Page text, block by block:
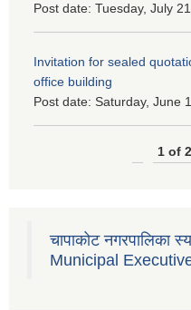
Post date: Tuesday, July
Invitation for sealed
office building
Post date: Saturday, June
1 of
चापाकोट नगरपालिका
Municipal